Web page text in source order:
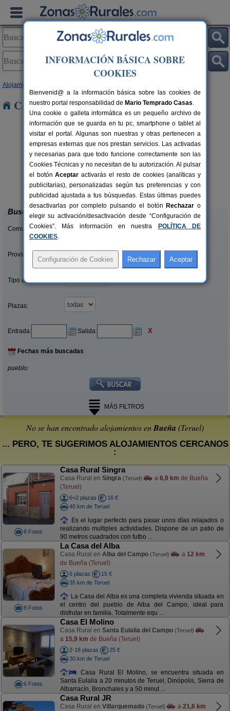
Alojamientos
Casas Rurales cerca de Bueña
4-11+2 pers.
desde30 €
Casas Rurales El Molinete
Mora de Rubielos (Teruel)
Buscar
Comunidades:
Provincias/Islas:
Tipo alquiler:
Plazas:
Entrada: Salida: X
Fechas más buscadas
pueblo:
MÁS FILTROS
No se han encontrado alojamientos enBueña (Teruel)
... PERO, TE SUGERIMOS ALOJAMIENTOS CERCANOS
:
8 Fotos
Casa Rural Singra
Casa Rural en Singra (Teruel) a 6,9 km de Bueña
(Teruel)
6+2 plazas
16 €
40 km de Teruel
Es el lugar perfecto para pasar unos días relajados o
realizando multiples actividades. Dispone de un patio de
90 metros cuadrados con futbo ...
8 Fotos
La Casa del Alba
Casa Rural en Alba del Campo (Teruel) a 12 km
de Bueña (Teruel)
6 plazas
15 €
35 km de Teruel
La Casa del Alba es una completa vivienda situada en
el centro del pueblo de Alba del Campo, ideal para
disfrutar en familia. Totalmente equ ...
6 Fotos
Casa El Molino
Casa Rural en Santa Eulalia del Campo (Teruel)
a 15,9 km de Bueña (Teruel)
2-18 plazas
25 €
30 km de Teruel
Casa Rural El Molino, se encuentra situada en
Santa Eulalia a 20 minutos de Teruel, Dinópolis, Sierra de
Albarracín, Bronchales y a 50 minut ...
Casa Rural JR
Casa Rural en Villarquemado (Teruel) a 21,6 km
INFORMACIÓN BÁSICA SOBRE
COOKIES
Bienvenid@ a la información básica sobre las cookies de
nuestro portal responsabilidad de Mario Temprado Casas.
Una cookie o galleta informática es un pequeño archivo de
información que se guarda en tu pc, smartphone o tablet al
visitar el portal. Algunas son nuestras y otras pertenecen a
empresas externas que nos prestan servicios. Las activadas
y necesarias para que todo funcione correctamente son las
Cookies Técnicas y no necesitan de tu autorización. Al pulsar
el botónAceptar activarás el resto de cookies (analíticas y
publicitarias), personalizadas según tus preferencias y con
publicidad ajustada a tus búsquedas. Estas últimas puedes
desactivarlas por completo pulsando el botón Rechazar o
elegir su activación/desactivación desde “Configuración de
Cookies”. Más información en nuestra
POLÍTICA DE
COOKIES.